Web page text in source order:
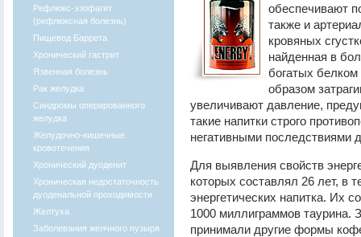
Рефлюкс-эзофагит
(рефлюксная болезнь)
Пищевод Баррета
Хронический гастрит
Язвенная болезнь
Рак желудка
Синдромы оперированного
желудка
Желудочно-кишечные
кровотечения
Хронический дуоденит
Хроническая недостаточность
дуоденальной проходимости
Желтуха
Заболевания желчного пузыря
обеспечивают
также и
кровяных
найденная в
богатых
образом
увеличивают давление,
такие напитки строго
негативными последствиями
Для выявления свойств
которых составлял 26 лет, в
энергетических напитка. Их
1000 миллиграммов таурина.
принимали другие формы